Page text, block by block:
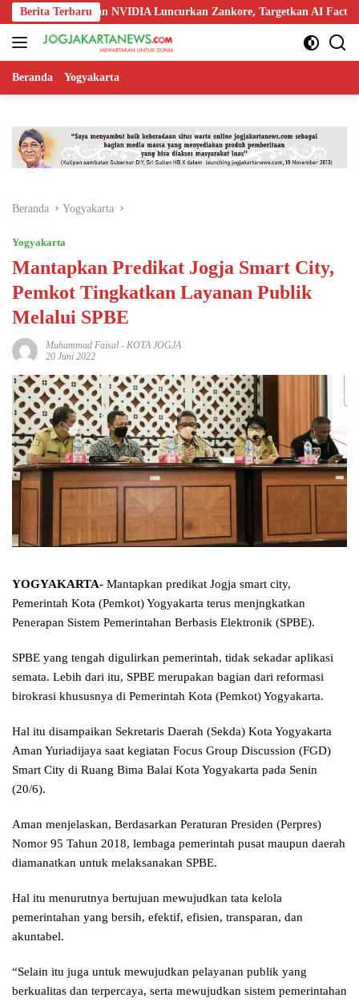
Langsung
ke
konten
Berita Terbaru
dan NVIDIA Luncurkan Zankore, Targetkan AI Factory 1 GW
Beranda Yogyakarta
Beranda Yogyakarta
Yogyakarta
Mantapkan Predikat Jogja Smart City,
Pemkot Tingkatkan Layanan Publik
Melalui SPBE
Muhammad Faisal - KOTA JOGJA
20 Juni 2022
YOGYAKARTA- Mantapkan predikat Jogja smart city,
Pemerintah Kota (Pemkot) Yogyakarta terus menjngkatkan
Penerapan Sistem Pemerintahan Berbasis Elektronik (SPBE).
SPBE yang tengah digulirkan pemerintah, tidak sekadar aplikasi
semata. Lebih dari itu, SPBE merupakan bagian dari reformasi
birokrasi khususnya di Pemerintah Kota (Pemkot) Yogyakarta.
Hal itu disampaikan Sekretaris Daerah (Sekda) Kota Yogyakarta
Aman Yuriadijaya saat kegiatan Focus Group Discussion (FGD)
Smart City di Ruang Bima Balai Kota Yogyakarta pada Senin
(20/6).
Aman menjelaskan, Berdasarkan Peraturan Presiden (Perpres)
Nomor 95 Tahun 2018, lembaga pemerintah pusat maupun daerah
diamanatkan untuk melaksanakan SPBE.
Hal itu menurutnya bertujuan mewujudkan tata kelola
pemerintahan yang bersih, efektif, efisien, transparan, dan
akuntabel.
“Selain itu juga untuk mewujudkan pelayanan publik yang
berkualitas dan terpercaya, serta mewujudkan sistem pemerintahan